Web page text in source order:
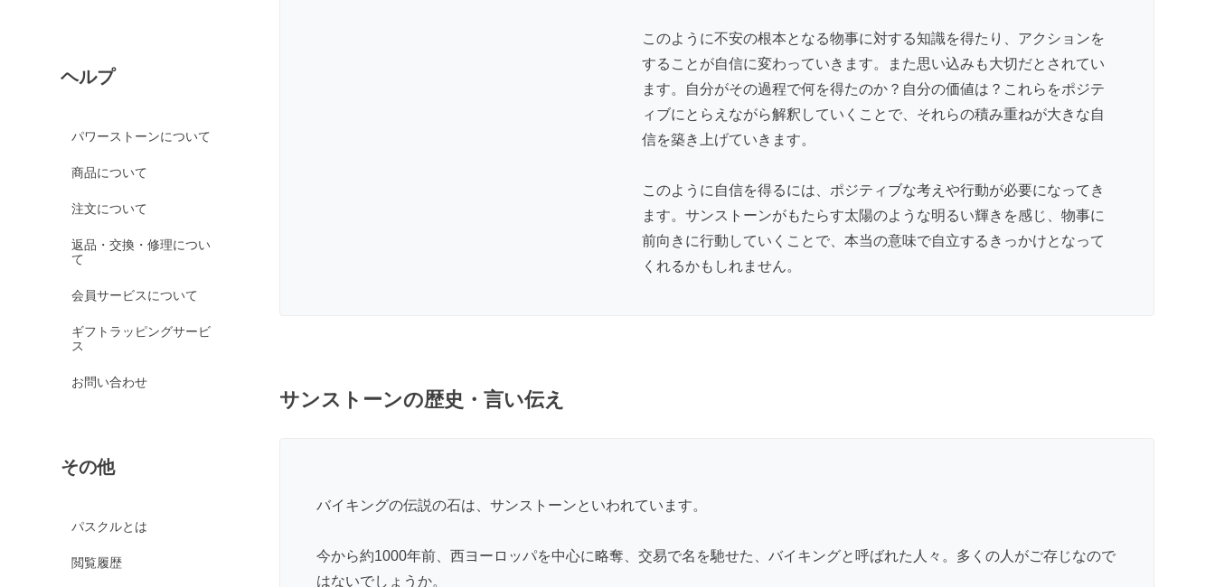
ガーネット
オレンジガーネット
グリーンガーネット
クイーンコンクシェル
ブルークォーツァイト
クリスタル各種
クリスタル（本水晶）
ヘルプ
パワーストーンについて
商品について
注文について
返品・交換・修理につい
て
会員サービスについて
ギフトラッピングサービ
ス
お問い合わせ
その他
パスクルとは
閲覧履歴
このように不安の根本となる物事に対する知識を得たり、アクションを
することが自信に変わっていきます。また思い込みも大切だとされてい
ます。自分がその過程で何を得たのか？自分の価値は？これらをポジテ
ィブにとらえながら解釈していくことで、それらの積み重ねが大きな自
信を築き上げていきます。
このように自信を得るには、ポジティブな考えや行動が必要になってき
ます。サンストーンがもたらす太陽のような明るい輝きを感じ、物事に
前向きに行動していくことで、本当の意味で自立するきっかけとなって
くれるかもしれません。
サンストーンの歴史・言い伝え
バイキングの伝説の石は、サンストーンといわれています。
今から約1000年前、西ヨーロッパを中心に略奪、交易で名を馳せた、バイキングと呼ばれた人々。多くの人がご存じなので
はないでしょうか。